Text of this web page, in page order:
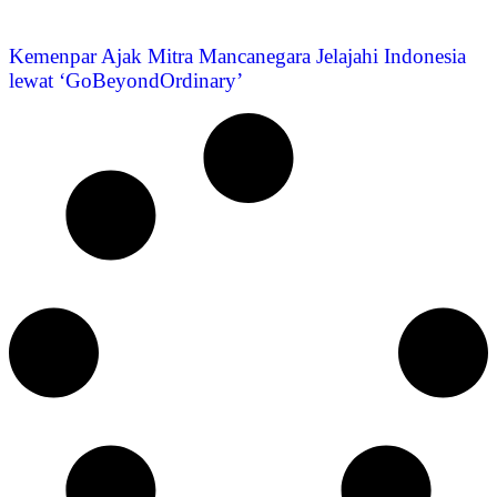
Kemenpar Ajak Mitra Mancanegara Jelajahi Indonesia
lewat ‘GoBeyondOrdinary’